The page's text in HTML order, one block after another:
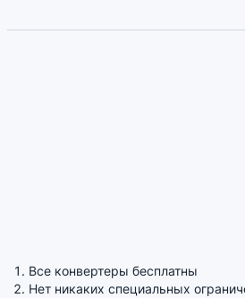
Все конвертеры бесплатны
Нет никаких специальных